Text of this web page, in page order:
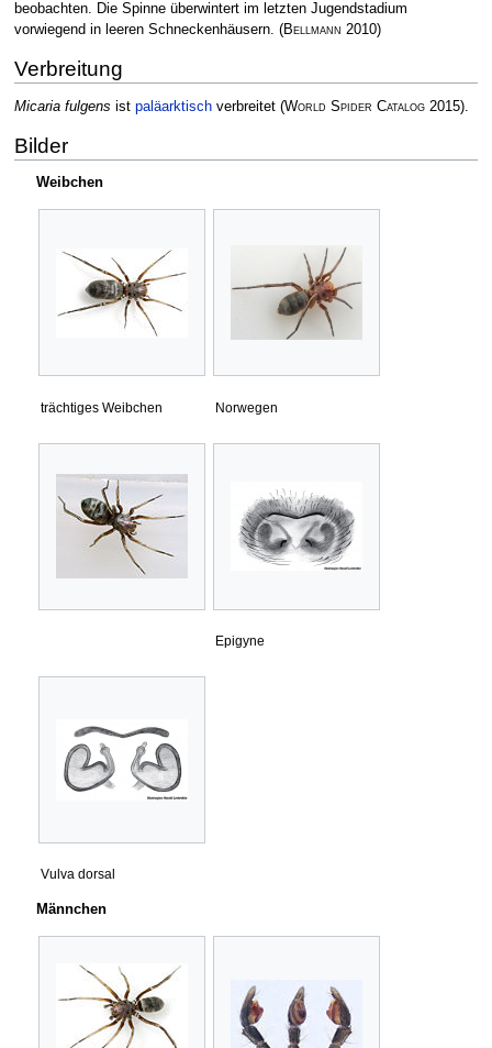
beobachten. Die Spinne überwintert im letzten Jugendstadium
vorwiegend in leeren Schneckenhäusern. (Bellmann 2010)
Verbreitung
Micaria fulgens ist paläarktischverbreitet (World Spider Catalog2015).
Bilder
Weibchen
trächtiges Weibchen Norwegen
Epigyne
Vulva dorsal
Männchen